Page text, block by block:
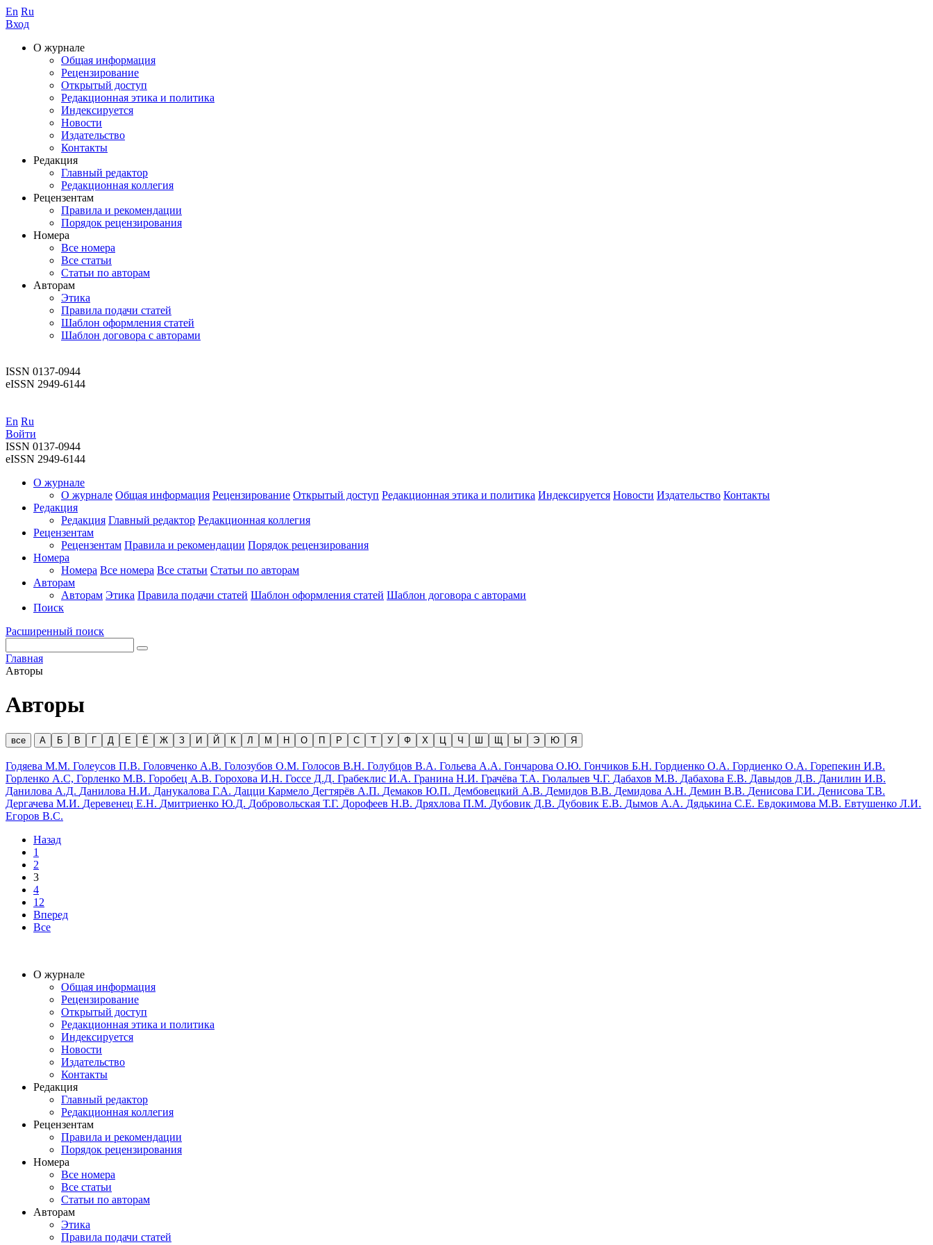
En Ru
Вход
О журнале
Общая информация
Рецензирование
Открытый доступ
Редакционная этика и политика
Индекcируется
Новости
Издательство
Контакты
Редакция
Главный редактор
Редакционная коллегия
Рецензентам
Правила и рекомендации
Порядок рецензирования
Номера
Все номера
Все статьи
Статьи по авторам
Авторам
Этика
Правила подачи статей
Шаблон оформления статей
Шаблон договора с авторами
ISSN 0137-0944
eISSN 2949-6144
En Ru
Войти
ISSN 0137-0944
eISSN 2949-6144
О журнале
О журнале Общая информация Рецензирование Открытый доступ Редакционная этика и политика Индекcируется Новости Издательство Контакты
Редакция
Редакция Главный редактор Редакционная коллегия
Рецензентам
Рецензентам Правила и рекомендации Порядок рецензирования
Номера
Номера Все номера Все статьи Статьи по авторам
Авторам
Авторам Этика Правила подачи статей Шаблон оформления статей Шаблон договора с авторами
Поиск
Расширенный поиск
Главная
Авторы
Авторы
Годяева М.М. Голеусов П.В. Головченко А.В. Голозубов О.М. Голосов В.Н. Голубцов В.А. Гольева А.А. Гончарова О.Ю. Гончиков Б.Н. Гордиенко О.А. Гордиенко О.А. Горепекин И.В.
Горленко А.С, Горленко М.В. Горобец А.В. Горохова И.Н. Госсе Д.Д. Грабеклис И.А. Гранина Н.И. Грачёва Т.А. Гюлалыев Ч.Г. Дабахов М.В. Дабахова Е.В. Давыдов Д.В. Данилин И.В.
Данилова А.Д. Данилова Н.И. Данукалова Г.А. Дацци Кармело Дегтярёв А.П. Демаков Ю.П. Дембовецкий А.В. Демидов В.В. Демидова А.Н. Демин В.В. Денисова Г.И. Денисова Т.В.
Дергачева М.И. Деревенец Е.Н. Дмитриенко Ю.Д. Добровольская Т.Г. Дорофеев Н.В. Дряхлова П.М. Дубовик Д.В. Дубовик Е.В. Дымов А.А. Дядькина С.Е. Евдокимова М.В. Евтушенко Л.И.
Егоров В.С.
Назад
1
2
3
4
12
Вперед
Все
О журнале
Общая информация
Рецензирование
Открытый доступ
Редакционная этика и политика
Индекcируется
Новости
Издательство
Контакты
Редакция
Главный редактор
Редакционная коллегия
Рецензентам
Правила и рекомендации
Порядок рецензирования
Номера
Все номера
Все статьи
Статьи по авторам
Авторам
Этика
Правила подачи статей